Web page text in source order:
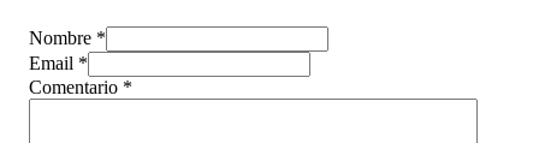
Nombre *
Email *
Comentario *